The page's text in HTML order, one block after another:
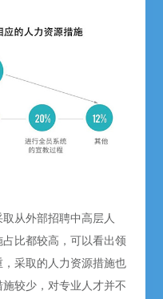
从外部招聘中高层人
比都较高，可以看出领
采取的人力资源措施也
较少，对专业人才并不